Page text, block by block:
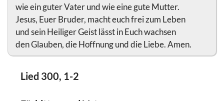
wie ein guter Vater und wie eine gute Mutter.
Jesus, Euer Bruder, macht euch frei zum Leben
und sein Heiliger Geist lässt in Euch wachsen
den Glauben, die Hoffnung und die Liebe. Amen.
Lied 300, 1-2